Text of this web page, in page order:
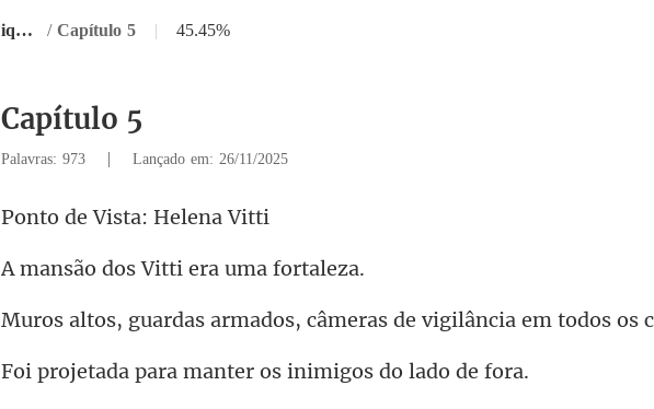
Ele Escolheu a Amante, Eu Fiquei com Tudo / Capítulo 5 | 45.45%
Capítulo 5
Palavras: 973 | Lançado em: 26/11/2025
Vista: He
Vitti era u
mados, câmeras de vigil
manter os inimigo